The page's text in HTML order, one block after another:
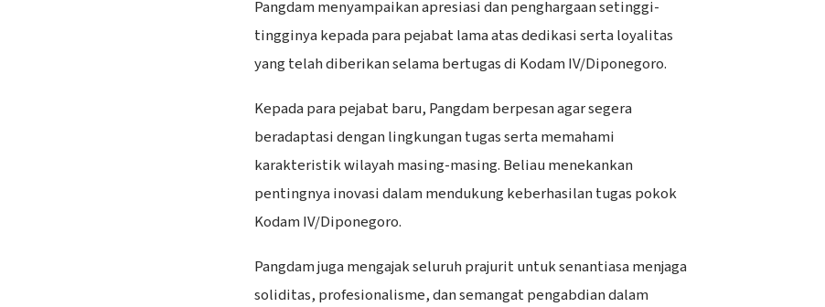
Pangdam menyampaikan apresiasi dan penghargaan setinggi-
tingginya kepada para pejabat lama atas dedikasi serta loyalitas
yang telah diberikan selama bertugas di Kodam IV/Diponegoro.
​Kepada para pejabat baru, Pangdam berpesan agar segera
beradaptasi dengan lingkungan tugas serta memahami
karakteristik wilayah masing-masing. Beliau menekankan
pentingnya inovasi dalam mendukung keberhasilan tugas pokok
Kodam IV/Diponegoro.
Pangdam juga mengajak seluruh prajurit untuk senantiasa menjaga
soliditas, profesionalisme, dan semangat pengabdian dalam